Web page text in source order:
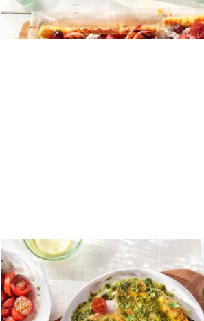
Τάρτα σφολιάτας με
νεκταρίνι και τυριά
Φιλέτο στήθος κοτόπουλο με
βασιλικού
ΚΟΤΟΠΟΥΛΟ